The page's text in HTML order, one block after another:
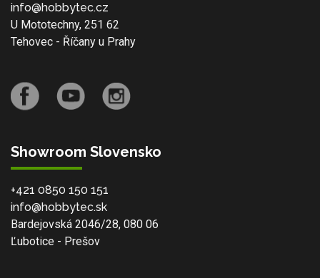
info@hobbytec.cz
U Mototechny, 251 62
Tehovec - Říčany u Prahy
Showroom Slovensko
+421 0850 150 151
info@hobbytec.sk
Bardejovská 2046/28, 080 06
Ľubotice - Prešov